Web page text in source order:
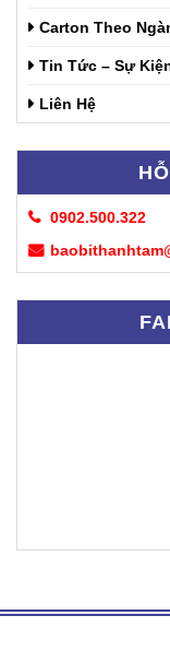
Carton Theo
Tin Tức – Sự
Liên Hệ
0902.500.322